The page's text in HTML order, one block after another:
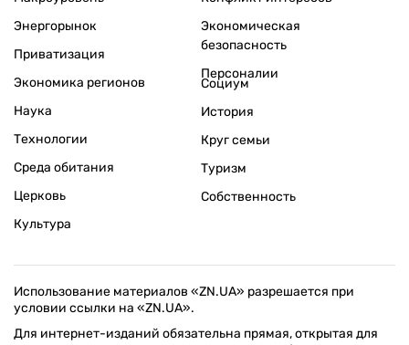
Энергорынок
Приватизация
Экономика регионов
Экономическая
безопасность
Персоналии
Наука
Технологии
Среда обитания
Церковь
Культура
Социум
История
Круг семьи
Туризм
Собственность
Использование материалов «ZN.UA» разрешается при
условии ссылки на «ZN.UA».
Для интернет-изданий обязательна прямая, открытая для